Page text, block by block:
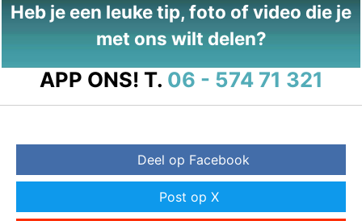
Heb je een leuke tip, foto of video die je
met ons wilt delen?
APP ONS! T. 06 - 574 71 321
Deel op Facebook
Post op X